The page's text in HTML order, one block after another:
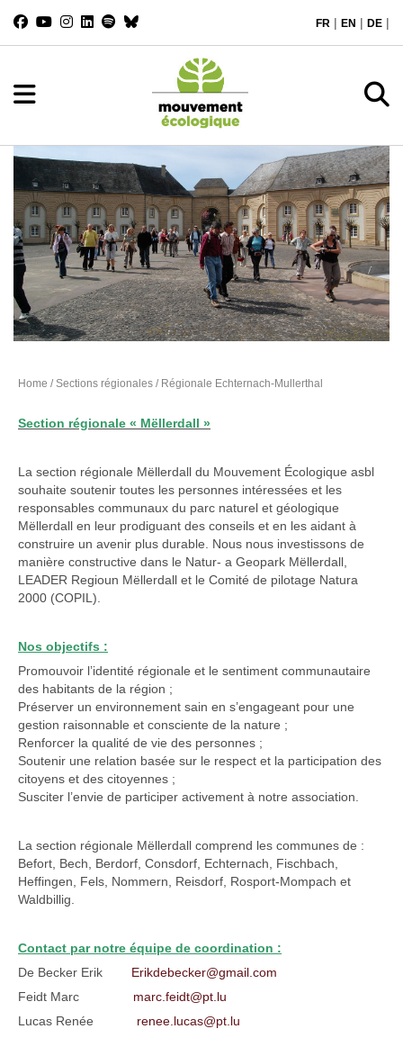
FR | EN | DE |
Régionale Echternach-Mullerthal
Home /Sections régionales / Régionale Echternach-Mullerthal
Section régionale « Mëllerdall »
La section régionale Mëllerdall du Mouvement Écologique asbl
souhaite soutenir toutes les personnes intéressées et les
responsables communaux du parc naturel et géologique
Mëllerdall en leur prodiguant des conseils et en les aidant à
construire un avenir plus durable. Nous nous investissons de
manière constructive dans le Natur- a Geopark Mëllerdall,
LEADER Regioun Mëllerdall et le Comité de pilotage Natura
2000 (COPIL).
Nos objectifs :
Promouvoir l’identité régionale et le sentiment communautaire
des habitants de la région ;
Préserver un environnement sain en s’engageant pour une
gestion raisonnable et consciente de la nature ;
Renforcer la qualité de vie des personnes ;
Soutenir une relation basée sur le respect et la participation des
citoyens et des citoyennes ;
Susciter l’envie de participer activement à notre association.
La section régionale Mëllerdall comprend les communes de :
Befort, Bech, Berdorf, Consdorf, Echternach, Fischbach,
Heffingen, Fels, Nommern, Reisdorf, Rosport-Mompach et
Waldbillig.
Contact par notre équipe de coordination :
De Becker Erik Erikdebecker@gmail.com
Feidt Marc marc.feidt@pt.lu
Lucas Renée renee.lucas@pt.lu